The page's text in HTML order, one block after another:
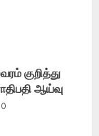
குறித்து
ஆய்வு
0